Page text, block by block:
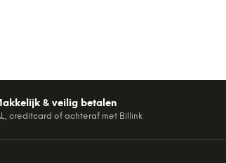
& veilig betalen
creditcard of achteraf met Billink